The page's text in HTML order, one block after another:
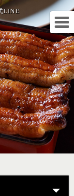
LINE